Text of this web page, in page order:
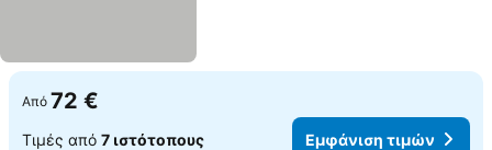
Από 72 €
Τιμές από 7 ιστότοπους Εμφάνιση τιμών